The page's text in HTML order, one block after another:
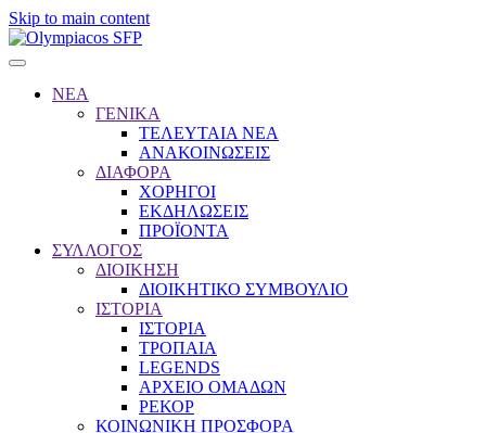
Skip to main content
ΝΕΑ
ΓΕΝΙΚΑ
ΤΕΛΕΥΤΑΙΑ ΝΕΑ
ΑΝΑΚΟΙΝΩΣΕΙΣ
ΔΙΑΦΟΡΑ
ΧΟΡΗΓΟΙ
ΕΚΔΗΛΩΣΕΙΣ
ΠΡΟΪΟΝΤΑ
ΣΥΛΛΟΓΟΣ
ΔΙΟΙΚΗΣΗ
ΔΙΟΙΚΗΤΙΚΟ ΣΥΜΒΟΥΛΙΟ
ΙΣΤΟΡΙΑ
ΙΣΤΟΡΙΑ
ΤΡΟΠΑΙΑ
LEGENDS
ΑΡΧΕΙΟ ΟΜΑΔΩΝ
ΡΕΚΟΡ
ΚΟΙΝΩΝΙΚΗ ΠΡΟΣΦΟΡΑ